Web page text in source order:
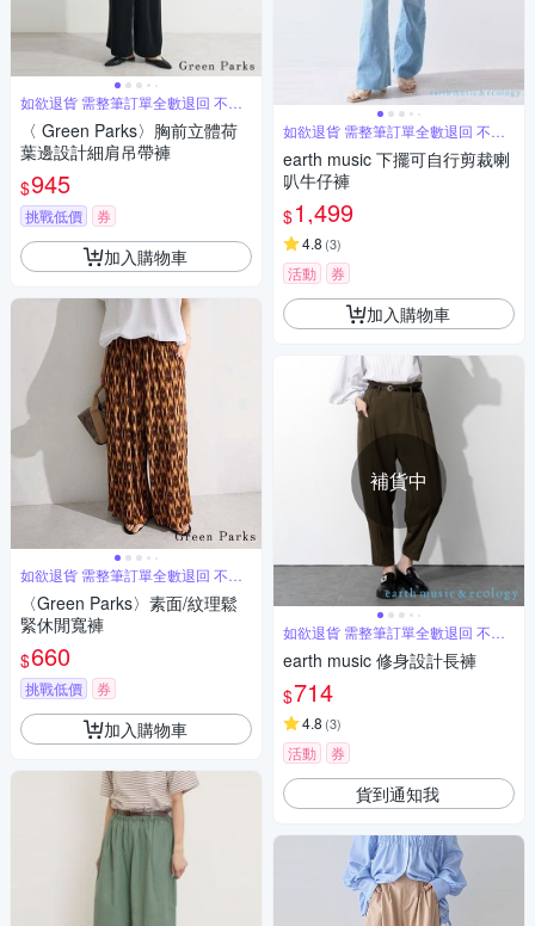
如欲退貨 需整筆訂單全數退回 不能
單退
〈 Green Parks〉胸前立體荷
葉邊設計細肩吊帶褲
$945
挑戰低價 券
加入購物車
如欲退貨 需整筆訂單全數退回 不能
單退
〈Green Parks〉素面/紋理鬆
緊休閒寬褲
$660
挑戰低價 券
加入購物車
如欲退貨 需整筆訂單全數退回 不能
單退
earth music 下擺可自行剪裁喇
叭牛仔褲
$1,499
4.8 (3)
活動 券
加入購物車
補貨中
如欲退貨 需整筆訂單全數退回 不能
單退
earth music 修身設計長褲
$714
4.8 (3)
活動 券
貨到通知我